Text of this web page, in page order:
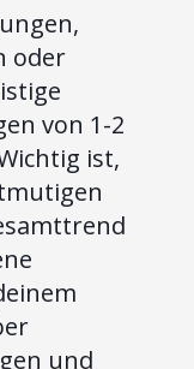
oder
von 1-2
ist,
und